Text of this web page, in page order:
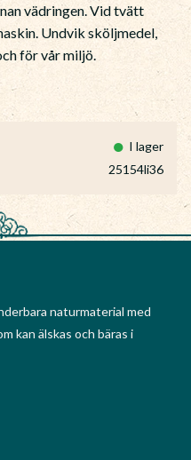
I lager
25154li36
vädringen. Vid tvätt
Undvik sköljmedel,
för vår miljö.
naturmaterial med
kan älskas och bäras i